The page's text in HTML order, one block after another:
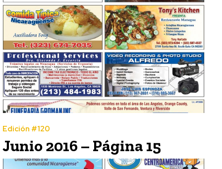
Edición #120
Junio 2016 – Página 15